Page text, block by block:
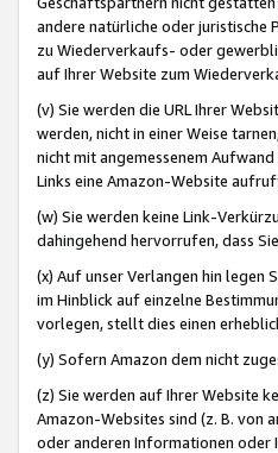
andere natürliche oder juristische
zu Wiederverkaufs- oder
auf Ihrer Website zum
(v) Sie werden die URL Ihrer
werden, nicht in einer Weise
nicht mit angemessenem
Links eine Amazon-Website
(w) Sie werden keine Link-
dahingehend hervorrufen, dass
(x) Auf unser Verlangen hin legen
im Hinblick auf einzelne
vorlegen, stellt dies einen
(y) Sofern Amazon dem nicht
(z) Sie werden auf Ihrer Website
Amazon-Websites sind (z. B. von
oder anderen Informationen oder